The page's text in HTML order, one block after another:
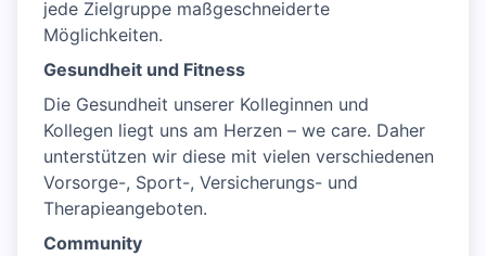
jede Zielgruppe maßgeschneiderte
Möglichkeiten.
Gesundheit und Fitness
Die Gesundheit unserer Kolleginnen und
Kollegen liegt uns am Herzen – we care. Daher
unterstützen wir diese mit vielen verschiedenen
Vorsorge-, Sport-, Versicherungs- und
Therapieangeboten.
Community